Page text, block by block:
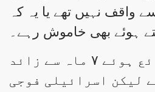
واقف نہیں تھے یا یہ کہ
ہوئے بھی خاموش رہے۔
اس خبر کو شائع ہوئے ۷ ماہ سے زائد
لیکن اسرائیلی فوجی